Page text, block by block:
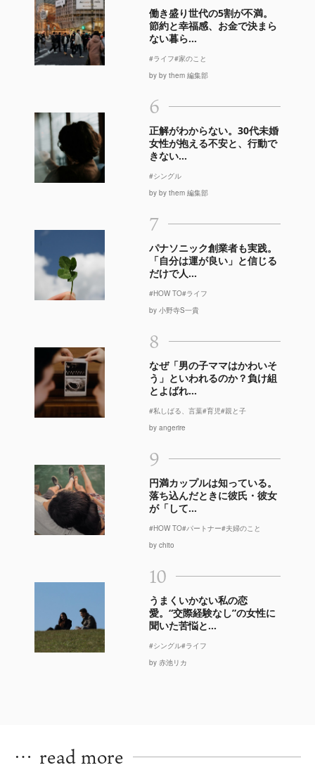
働き盛り世代の5割が不満。
節約と幸福感、お金で決まら
ない暮ら...
#ライフ#家のこと
by by them 編集部
6
正解がわからない。30代未婚
女性が抱える不安と、行動で
きない...
#シングル
by by them 編集部
7
パナソニック創業者も実践。
「自分は運が良い」と信じる
だけで人...
#HOW TO#ライフ
by 小野寺S一貴
8
なぜ「男の子ママはかわいそ
う」といわれるのか？負け組
とよばれ...
#私しばる、言葉#育児#親と子
by angerire
9
円満カップルは知っている。
落ち込んだときに彼氏・彼女
が「して...
#HOW TO#パートナー#夫婦のこと
by chito
10
うまくいかない私の恋
愛。“交際経験なし”の女性に
聞いた苦悩と...
#シングル#ライフ
by 赤池リカ
… read more